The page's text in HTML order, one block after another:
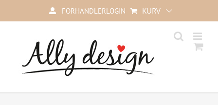
content
FORHANDLERLOGIN KURV